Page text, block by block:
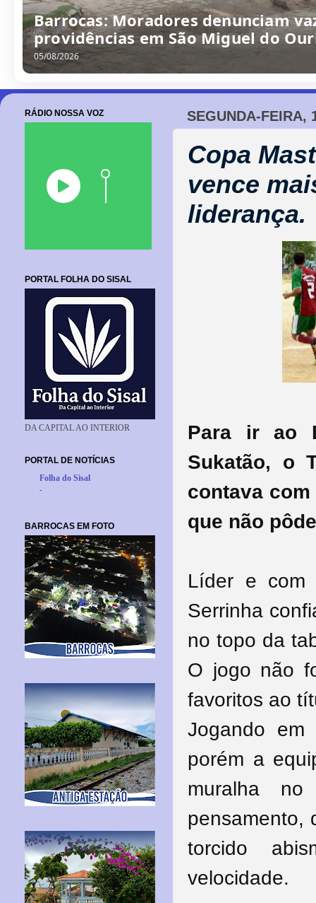
Barrocas: Moradores denunciam
providências em São Miguel do
05/08/2026
SEGUNDA-FEIRA,
Copa
vence
liderança.
Para ir ao
Sukatão, o
contava com
que não
Líder e com
Serrinha
no topo da
O jogo não
favoritos ao
Jogando em
porém a
muralha
pensamento,
torcido
velocidade.
RÁDIO NOSSA VOZ
PORTAL FOLHA DO SISAL
DA CAPITAL AO INTERIOR
PORTAL DE NOTÍCIAS
Folha do Sisal
-
BARROCAS EM FOTO